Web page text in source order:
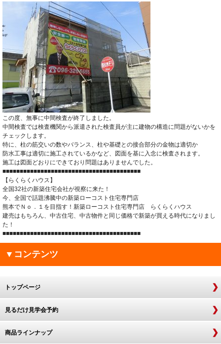
この度、無事に中間検査が終了しました。
中間検査では検査機関から派遣された検査員が主に建物の構造に問題がないかを
チェックします。
特に、柱の筋交いの数やバランス、柱や基礎との接合部分の金物は適切か
防水工事は適切に施工されているかなど、図面を基に入念に検査されます。
施工は図面どおりにできており問題はありませんでした。
■■■■■■■■■■■■■■■■■■■■■■■■■■■■■■■■■■■■■■■■
【らくらくハウス】
全国32社の新築住宅会社が視察に来た！
今、全国で話題沸騰中の新築ローコスト住宅専門店
熊本でＮｏ．１を目指す！新築ローコスト住宅専門店 らくらくハウス
建売はもちろん、中古住宅、中古物件と同じ価格で新築が買える時代になりまし
た！
■■■■■■■■■■■■■■■■■■■■■■■■■■■■■■■■■■■■■■■■
▼コンテンツ
トップページ
見るだけ見学会予約
商品ラインナップ